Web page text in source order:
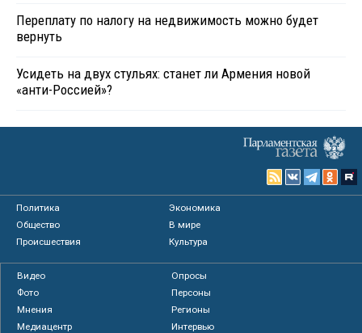
Переплату по налогу на недвижимость можно будет
вернуть
Усидеть на двух стульях: станет ли Армения новой
«анти-Россией»?
Политика
Экономика
Общество
В мире
Происшествия
Культура
Видео
Опросы
Фото
Персоны
Мнения
Регионы
Медиацентр
Интервью